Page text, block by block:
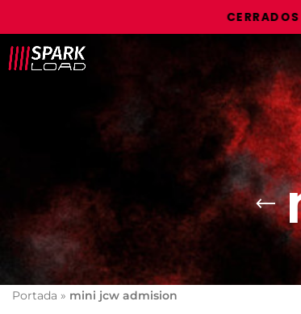
CERRADOS
Portada » mini jcw admision